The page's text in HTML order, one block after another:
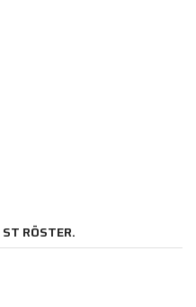
ST RÖSTER.